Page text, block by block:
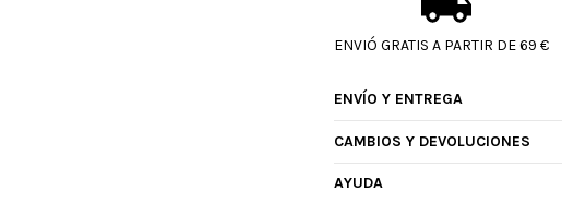
ENVIÓ GRATIS A PARTIR DE 69 €
ENVÍO Y ENTREGA
CAMBIOS Y DEVOLUCIONES
AYUDA